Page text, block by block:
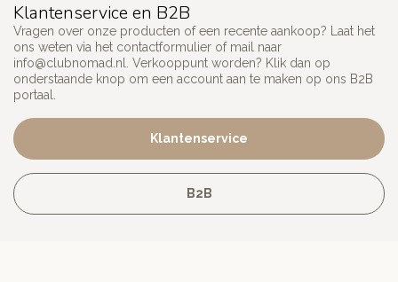
Klantenservice en B2B
Vragen over onze producten of een recente aankoop? Laat het
ons weten via het contactformulier of mail naar
info@clubnomad.nl
. Verkooppunt worden? Klik dan op
onderstaande knop om een account aan te maken op ons B2B
portaal.
Klantenservice
B2B